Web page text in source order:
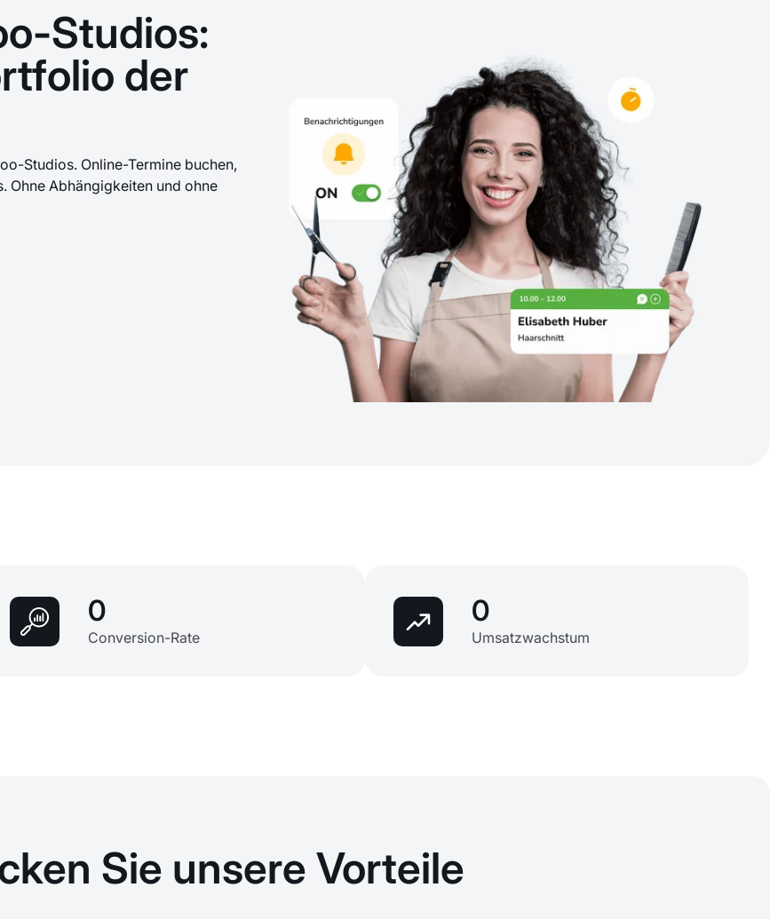
Studios:
der
Studios. Online-Termine buchen,
Ohne Abhängigkeiten und ohne
0
Conversion-Rate
0
Umsatzwachstum
Sie unsere Vorteile